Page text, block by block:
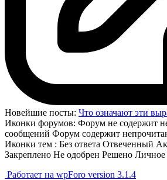
Новейшие посты: Что означают эти
Иконки форумов: Форум не содержит
сообщений Форум содержит
Иконки тем : Без ответа Отвеченный
Закреплено Не одобрен Решено Личное
Работает на wpForo version 3.1.4